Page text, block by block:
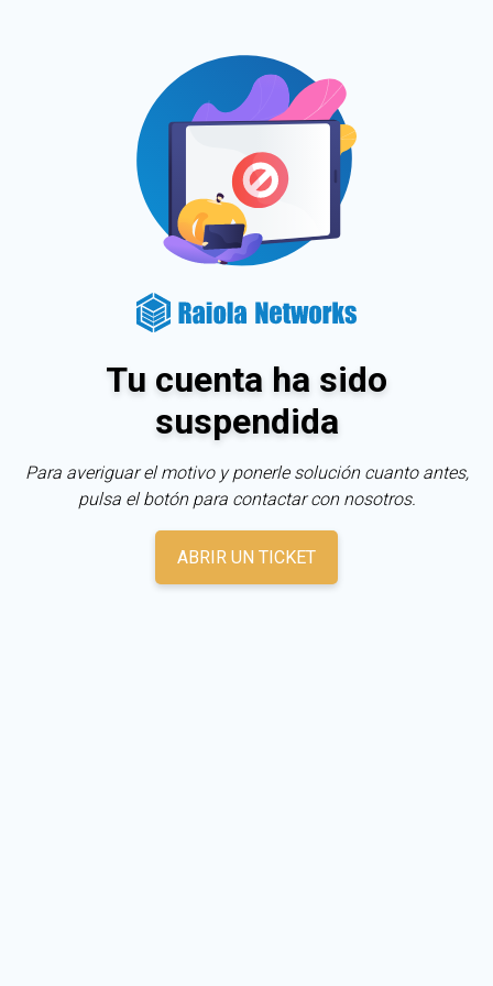
Tu cuenta ha sido
suspendida
Para averiguar el motivo y ponerle solución cuanto antes,
pulsa el botón para contactar con nosotros.
ABRIR UN TICKET